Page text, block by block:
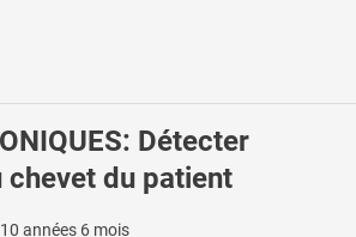
Détecter
chevet du patient
10 années 6 mois